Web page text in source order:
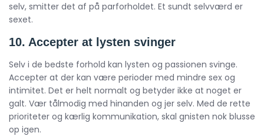
selv, smitter det af på parforholdet. Et sundt selvværd er
sexet.
10. Accepter at lysten svinger
Selv i de bedste forhold kan lysten og passionen svinge.
Accepter at der kan være perioder med mindre sex og
intimitet. Det er helt normalt og betyder ikke at noget er
galt. Vær tålmodig med hinanden og jer selv. Med de rette
prioriteter og kærlig kommunikation, skal gnisten nok blusse
op igen.